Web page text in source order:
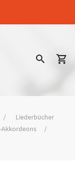
search shopping_cart
Liederbücher